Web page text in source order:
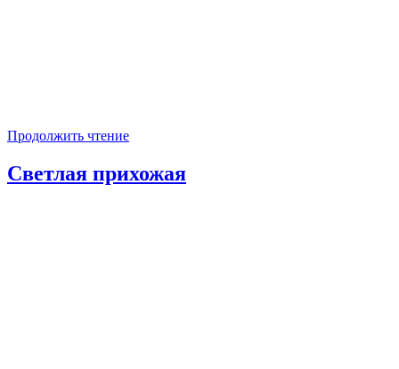
Продолжить чтение
Светлая прихожая